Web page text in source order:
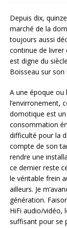
Depuis dix,
marché de la
toujours aussi
continue de livrer
est digne du
Boisseau sur
A une époque ou
l’envirronement,
domotique est
consommation
difficulté pour la
compte de son
rendre une
ce dernier reste
le véritable frein
ailleurs. Je
génération.
HiFi audio/vidéo,
suffisant pour se